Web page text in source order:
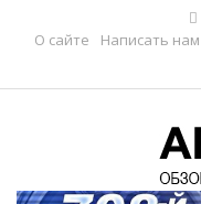
О сайте
Написать нам